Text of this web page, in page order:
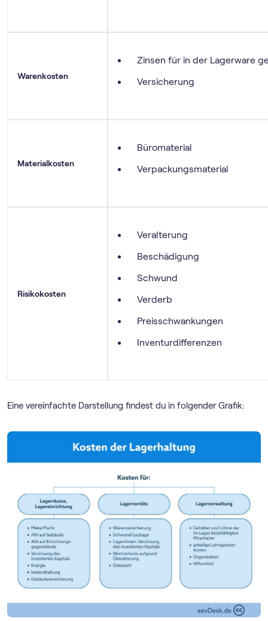
Warenkosten
Zinsen für in der Lagerware
Versicherung
Materialkosten
Büromaterial
Verpackungsmaterial
Risikokosten
Veralterung
Beschädigung
Schwund
Verderb
Preisschwankungen
Inventurdifferenzen
Eine vereinfachte Darstellung findest du in folgender Grafik: